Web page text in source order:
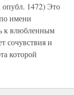
опубл. 1472) Это
имени
к влюбленным
сочувствия и
которой